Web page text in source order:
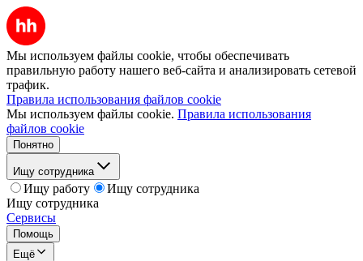
Мы используем файлы cookie, чтобы обеспечивать
правильную работу нашего веб-сайта и анализировать сетевой
трафик.
Правила использования файлов cookie
Мы используем файлы cookie. Правила использования
файлов cookie
Понятно
Ищу сотрудника
Ищу работу
Ищу сотрудника
Ищу сотрудника
Сервисы
Помощь
Ещё